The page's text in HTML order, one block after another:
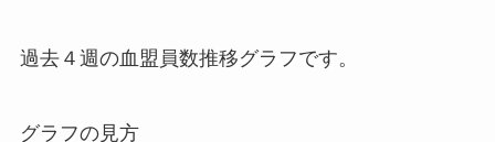
過去４週の血盟員数推移グラフです。
グラフの見方